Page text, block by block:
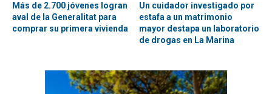
Más de 2.700 jóvenes logran
aval de la Generalitat para
comprar su primera vivienda
Un cuidador investigado por
estafa a un matrimonio
mayor destapa un laboratorio
de drogas en La Marina